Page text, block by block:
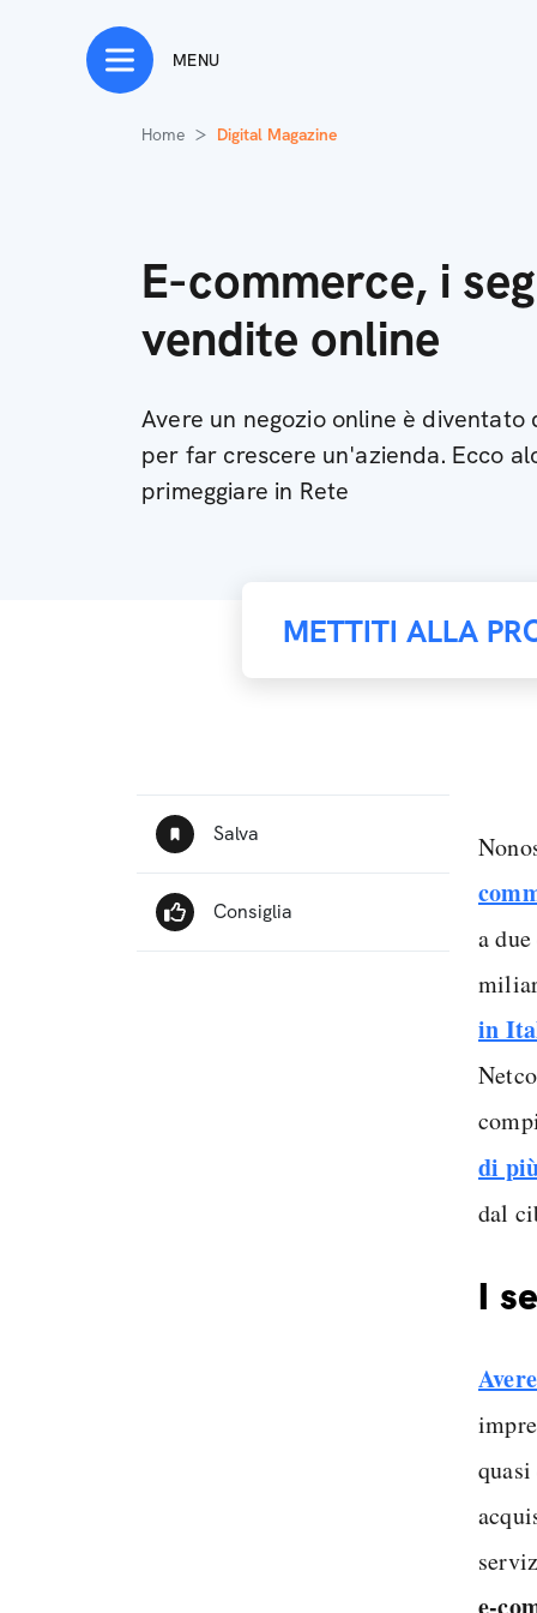
MENU
Home Digital Magazine
E-commerce, i
vendite online
Avere un negozio online è
per far crescere un'azienda. Ecco
primeggiare in Rete
METTITI ALLA
a
in
di
dal
I